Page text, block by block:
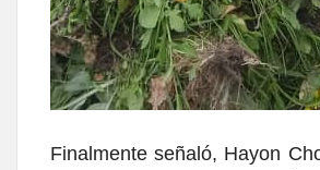
Finalmente señaló, Hayon